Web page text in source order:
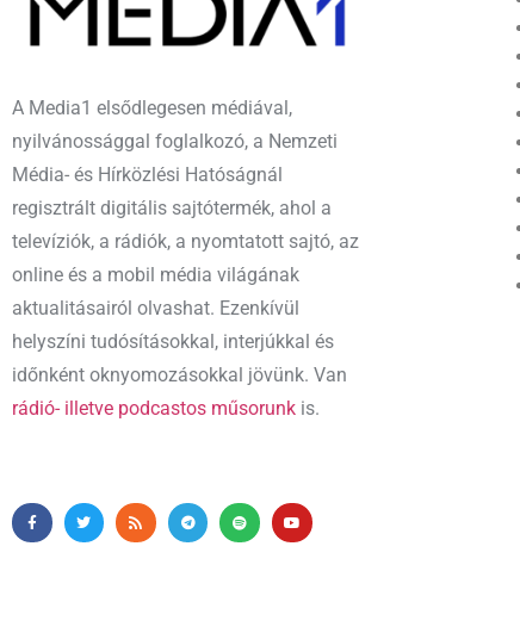
A Media1 elsődlegesen médiával,
nyilvánossággal foglalkozó, a Nemzeti
Média- és Hírközlési Hatóságnál
regisztrált digitális sajtótermék, ahol a
televíziók, a rádiók, a nyomtatott sajtó, az
online és a mobil média világának
aktualitásairól olvashat. Ezenkívül
helyszíni tudósításokkal, interjúkkal és
időnként oknyomozásokkal jövünk. Van
rádió- illetve podcastos műsorunk is.